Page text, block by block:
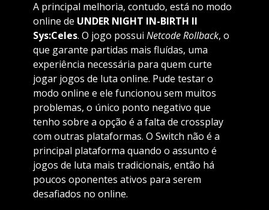
A principal melhoria, contudo, está no modo
online de UNDER NIGHT IN-BIRTH II
Sys:Celes. O jogo possui Netcode Rollback, o
que garante partidas mais fluídas, uma
experiência necessária para quem curte
jogar jogos de luta online. Pude testar o
modo online e ele funcionou sem muitos
problemas, o único ponto negativo que
tenho sobre a opção é a falta de crossplay
com outras plataformas. O Switch não é a
principal plataforma quando o assunto é
jogos de luta mais tradicionais, então há
poucos oponentes ativos para serem
desafiados no online.